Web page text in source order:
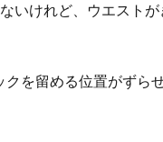
いけれど、ウエスト
を留める位置がずら